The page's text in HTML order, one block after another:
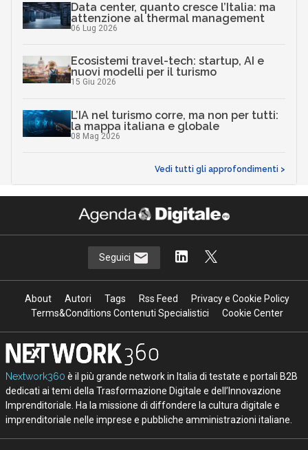
Data center, quanto cresce l’Italia: ma
attenzione al thermal management
06 Lug 2026
Ecosistemi travel-tech: startup, AI e
nuovi modelli per il turismo
15 Giu 2026
L’IA nel turismo corre, ma non per tutti:
la mappa italiana e globale
08 Mag 2026
Vedi tutti gli approfondimenti >
Seguici
About Autori Tags Rss Feed
Privacy e Cookie Policy
Terms&Conditions Contenuti Specialistici
Cookie Center
Nextwork360 è il più grande network in Italia di testate e portali B2B
dedicati ai temi della Trasformazione Digitale e dell’Innovazione
Imprenditoriale. Ha la missione di diffondere la cultura digitale e
imprenditoriale nelle imprese e pubbliche amministrazioni italiane.